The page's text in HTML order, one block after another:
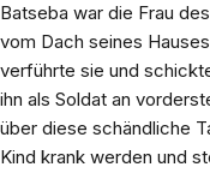
Batseba war die Frau
vom Dach seines
verführte sie und
ihn als Soldat an
über diese schändliche
Kind krank werden und